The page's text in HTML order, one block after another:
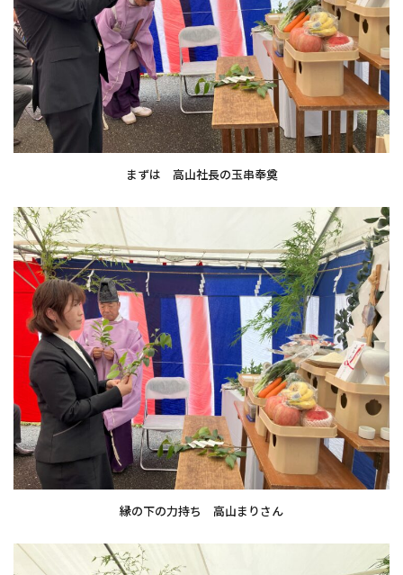
まずは 高山社長の玉串奉奠
縁の下の力持ち 高山まりさん